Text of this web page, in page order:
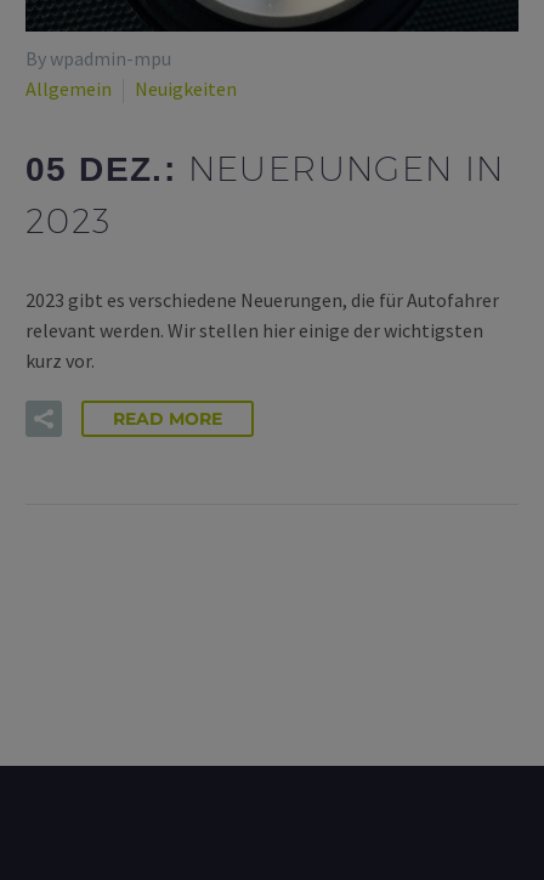
By wpadmin-mpu
Allgemein
Neuigkeiten
05 DEZ.: NEUERUNGEN IN
2023
2023 gibt es verschiedene Neuerungen, die für Autofahrer
relevant werden. Wir stellen hier einige der wichtigsten
kurz vor.
READ MORE